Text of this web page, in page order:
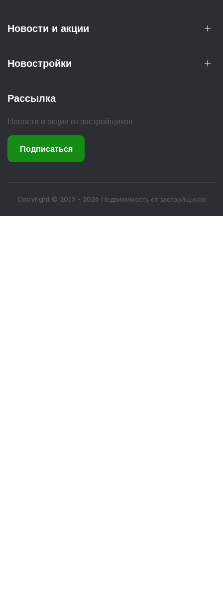
Новости и акции
Новостройки
Рассылка
Новости и акции от застройщиков
Подписаться
Copyright © 2015 - 2026 Недвижимость от застройщиков